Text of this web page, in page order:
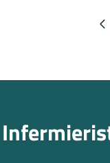
Pagina